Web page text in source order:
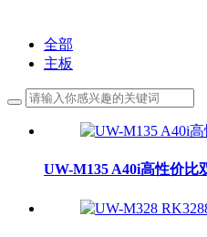
全部
主板
UW-M135 A40i高性价比